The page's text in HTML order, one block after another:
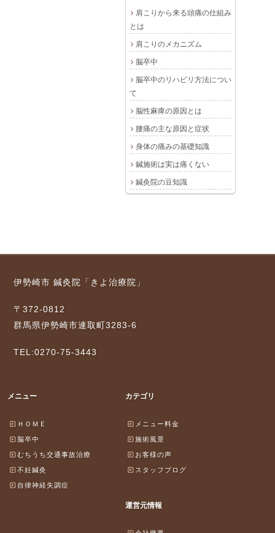
肩こりから来る頭痛の仕組み
とは
肩こりのメカニズム
脳卒中
脳卒中のリハビリ方法につい
て
脳性麻痺の原因とは
腰痛の主な原因と症状
身体の痛みの基礎知識
鍼施術は実は痛くない
鍼灸院の豆知識
伊勢崎市 鍼灸院「きよ治療院」
〒372-0812
群馬県伊勢崎市連取町3283-6
TEL:0270-75-3443
メニュー
ＨＯＭＥ
脳卒中
むちうち交通事故治療
不妊鍼灸
自律神経失調症
カテゴリ
メニュー料金
施術風景
お客様の声
スタッフブログ
運営元情報